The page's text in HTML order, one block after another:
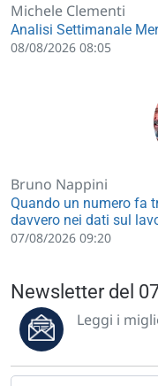
Michele Clementi
Analisi Settimanale
08/08/2026 08:05
Bruno Nappini
Quando un numero fa
davvero nei dati sul
07/08/2026 09:20
Newsletter del
Leggi i